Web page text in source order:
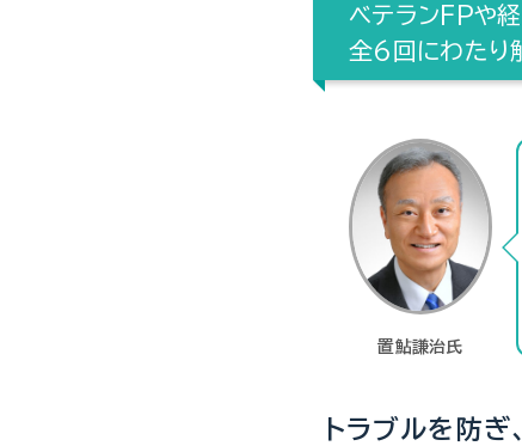
ベテランFPや
全6回にわたり
置鮎謙治氏
トラブルを防